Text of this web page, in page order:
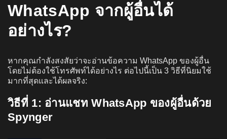
WhatsApp จากผู้อื่นได้
อย่างไร?
หากคุณกำลังสงสัยว่าจะอ่านข้อความ WhatsApp ของผู้อื่น
โดยไม่ต้องใช้โทรศัพท์ได้อย่างไร ต่อไปนี้เป็น 3 วิธีที่นิยมใช้
มากที่สุดและได้ผลจริง:
วิธีที่ 1: อ่านแชท WhatsApp ของผู้อื่นด้วย
Spynger